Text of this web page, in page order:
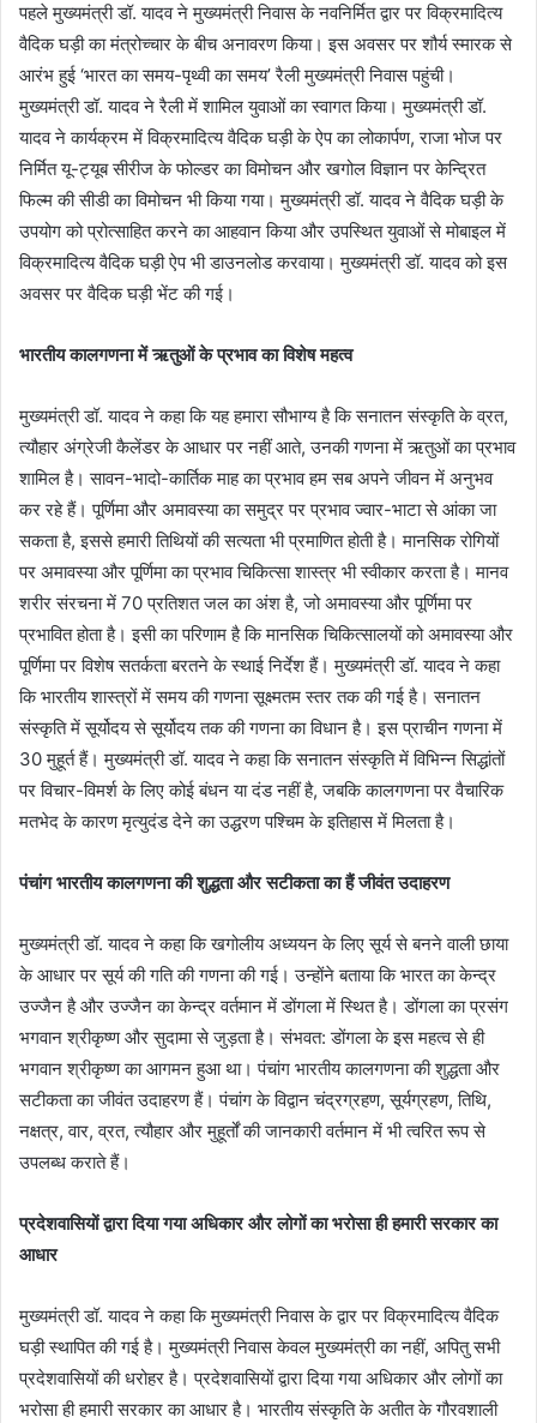
पहले मुख्यमंत्री डॉ. यादव ने मुख्यमंत्री निवास के नवनिर्मित द्वार पर विक्रमादित्य
वैदिक घड़ी का मंत्रोच्चार के बीच अनावरण किया। इस अवसर पर शौर्य स्मारक से
आरंभ हुई ‘भारत का समय-पृथ्वी का समय’ रैली मुख्यमंत्री निवास पहुंची।
मुख्यमंत्री डॉ. यादव ने रैली में शामिल युवाओं का स्वागत किया। मुख्यमंत्री डॉ.
यादव ने कार्यक्रम में विक्रमादित्य वैदिक घड़ी के ऐप का लोकार्पण, राजा भोज पर
निर्मित यू-ट्यूब सीरीज के फोल्डर का विमोचन और खगोल विज्ञान पर केन्द्रित
फिल्म की सीडी का विमोचन भी किया गया। मुख्यमंत्री डॉ. यादव ने वैदिक घड़ी के
उपयोग को प्रोत्साहित करने का आहवान किया और उपस्थित युवाओं से मोबाइल में
विक्रमादित्य वैदिक घड़ी ऐप भी डाउनलोड करवाया। मुख्यमंत्री डॉ. यादव को इस
अवसर पर वैदिक घड़ी भेंट की गई।
भारतीय कालगणना में ऋतुओं के प्रभाव का विशेष महत्व
मुख्यमंत्री डॉ. यादव ने कहा कि यह हमारा सौभाग्य है कि सनातन संस्कृति के व्रत,
त्यौहार अंग्रेजी कैलेंडर के आधार पर नहीं आते, उनकी गणना में ऋतुओं का प्रभाव
शामिल है। सावन-भादो-कार्तिक माह का प्रभाव हम सब अपने जीवन में अनुभव
कर रहे हैं। पूर्णिमा और अमावस्या का समुद्र पर प्रभाव ज्वार-भाटा से आंका जा
सकता है, इससे हमारी तिथियों की सत्यता भी प्रमाणित होती है। मानसिक रोगियों
पर अमावस्या और पूर्णिमा का प्रभाव चिकित्सा शास्त्र भी स्वीकार करता है। मानव
शरीर संरचना में 70 प्रतिशत जल का अंश है, जो अमावस्या और पूर्णिमा पर
प्रभावित होता है। इसी का परिणाम है कि मानसिक चिकित्सालयों को अमावस्या और
पूर्णिमा पर विशेष सतर्कता बरतने के स्थाई निर्देश हैं। मुख्यमंत्री डॉ. यादव ने कहा
कि भारतीय शास्त्रों में समय की गणना सूक्ष्मतम स्तर तक की गई है। सनातन
संस्कृति में सूर्योदय से सूर्योदय तक की गणना का विधान है। इस प्राचीन गणना में
30 मुहूर्त हैं। मुख्यमंत्री डॉ. यादव ने कहा कि सनातन संस्कृति में विभिन्न सिद्धांतों
पर विचार-विमर्श के लिए कोई बंधन या दंड नहीं है, जबकि कालगणना पर वैचारिक
मतभेद के कारण मृत्युदंड देने का उद्धरण पश्चिम के इतिहास में मिलता है।
पंचांग भारतीय कालगणना की शुद्धता और सटीकता का हैं जीवंत उदाहरण
मुख्यमंत्री डॉ. यादव ने कहा कि खगोलीय अध्ययन के लिए सूर्य से बनने वाली छाया
के आधार पर सूर्य की गति की गणना की गई। उन्होंने बताया कि भारत का केन्द्र
उज्जैन है और उज्जैन का केन्द्र वर्तमान में डोंगला में स्थित है। डोंगला का प्रसंग
भगवान श्रीकृष्ण और सुदामा से जुड़ता है। संभवत: डोंगला के इस महत्व से ही
भगवान श्रीकृष्ण का आगमन हुआ था। पंचांग भारतीय कालगणना की शुद्धता और
सटीकता का जीवंत उदाहरण हैं। पंचांग के विद्वान चंद्रग्रहण, सूर्यग्रहण, तिथि,
नक्षत्र, वार, व्रत, त्यौहार और मुहूर्तों की जानकारी वर्तमान में भी त्वरित रूप से
उपलब्ध कराते हैं।
प्रदेशवासियों द्वारा दिया गया अधिकार और लोगों का भरोसा ही हमारी सरकार का
आधार
मुख्यमंत्री डॉ. यादव ने कहा कि मुख्यमंत्री निवास के द्वार पर विक्रमादित्य वैदिक
घड़ी स्थापित की गई है। मुख्यमंत्री निवास केवल मुख्यमंत्री का नहीं, अपितु सभी
प्रदेशवासियों की धरोहर है। प्रदेशवासियों द्वारा दिया गया अधिकार और लोगों का
भरोसा ही हमारी सरकार का आधार है। भारतीय संस्कृति के अतीत के गौरवशाली